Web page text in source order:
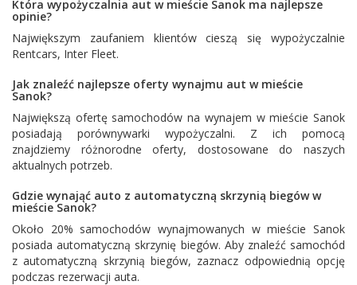
Która wypożyczalnia aut w mieście Sanok ma najlepsze
opinie?
Największym zaufaniem klientów cieszą się wypożyczalnie
Rentcars, Inter Fleet.
Jak znaleźć najlepsze oferty wynajmu aut w mieście
Sanok?
Największą ofertę samochodów na wynajem w mieście Sanok
posiadają porównywarki wypożyczalni. Z ich pomocą
znajdziemy różnorodne oferty, dostosowane do naszych
aktualnych potrzeb.
Gdzie wynająć auto z automatyczną skrzynią biegów w
mieście Sanok?
Około 20% samochodów wynajmowanych w mieście Sanok
posiada automatyczną skrzynię biegów. Aby znaleźć samochód
z automatyczną skrzynią biegów, zaznacz odpowiednią opcję
podczas rezerwacji auta.